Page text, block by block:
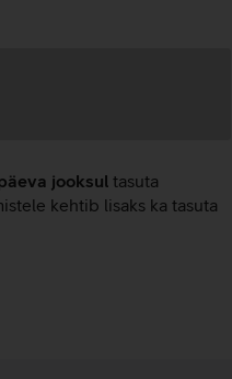
jooksul tasuta
kehtib lisaks ka tasuta